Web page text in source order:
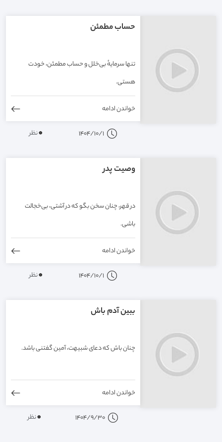
حساب مطمئن
تنها سرمایهٔ بی‌خلل و حساب مطمئن، خودت
هستی.
خواندن ادامه
1404/10/1
0نظر
وصیت پدر
در قهر، چنان سخن بگو که در آشتی، بی‌خجالت
باشی.
خواندن ادامه
1404/10/1
0نظر
ببین آدم باش
چنان باش که دعای شبیهت، آمین گفتنی باشد.
خواندن ادامه
1404/9/30
0نظر